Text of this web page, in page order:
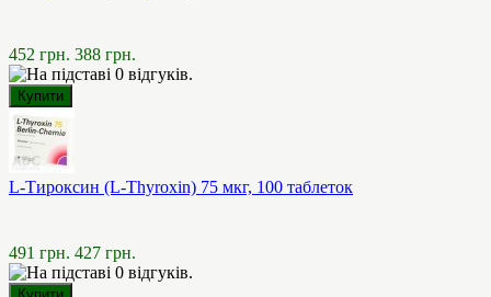
452 грн. 388 грн.
L-Тироксин (L-Thyroxin) 75 мкг, 100 таблеток
491 грн. 427 грн.